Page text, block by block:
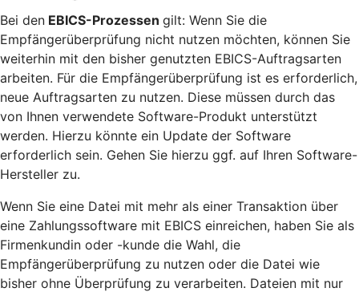
Bei den EBICS-Prozessen gilt: Wenn Sie die
Empfängerüberprüfung nicht nutzen möchten, können Sie
weiterhin mit den bisher genutzten EBICS-Auftragsarten
arbeiten. Für die Empfängerüberprüfung ist es erforderlich,
neue Auftragsarten zu nutzen. Diese müssen durch das
von Ihnen verwendete Software-Produkt unterstützt
werden. Hierzu könnte ein Update der Software
erforderlich sein. Gehen Sie hierzu ggf. auf Ihren Software-
Hersteller zu.
Wenn Sie eine Datei mit mehr als einer Transaktion über
eine Zahlungssoftware mit EBICS einreichen, haben Sie als
Firmenkundin oder -kunde die Wahl, die
Empfängerüberprüfung zu nutzen oder die Datei wie
bisher ohne Überprüfung zu verarbeiten. Dateien mit nur